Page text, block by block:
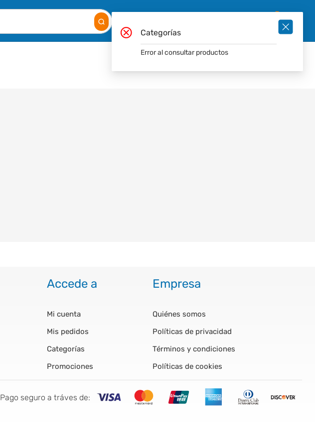
Accede a
Mi cuenta
Mis pedidos
Categorías
Promociones
Empresa
Quiénes somos
Políticas de privacidad
Términos y condiciones
Políticas de cookies
Pago seguro a tráves de:
Categorías
Error al consultar productos